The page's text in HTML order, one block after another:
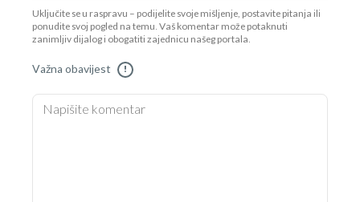
Uključite se u raspravu – podijelite svoje mišljenje, postavite pitanja ili
ponudite svoj pogled na temu. Vaš komentar može potaknuti
zanimljiv dijalog i obogatiti zajednicu našeg portala.
Važna obavijest !